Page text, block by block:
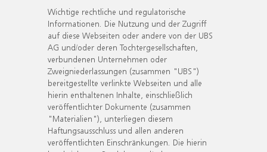
Wichtige rechtliche und regulatorische
Informationen. Die Nutzung und der Zugriff
auf diese Webseiten oder andere von der UBS
AG und/oder deren Tochtergesellschaften,
verbundenen Unternehmen oder
Zweigniederlassungen (zusammen "UBS")
bereitgestellte verlinkte Webseiten und alle
hierin enthaltenen Inhalte, einschließlich
veröffentlichter Dokumente (zusammen
"Materialien"), unterliegen diesem
Haftungsausschluss und allen anderen
veröffentlichten Einschränkungen. Die hierin